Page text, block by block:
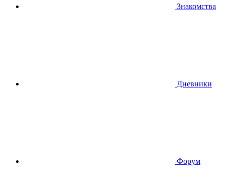
Знакомства
Дневники
Форум